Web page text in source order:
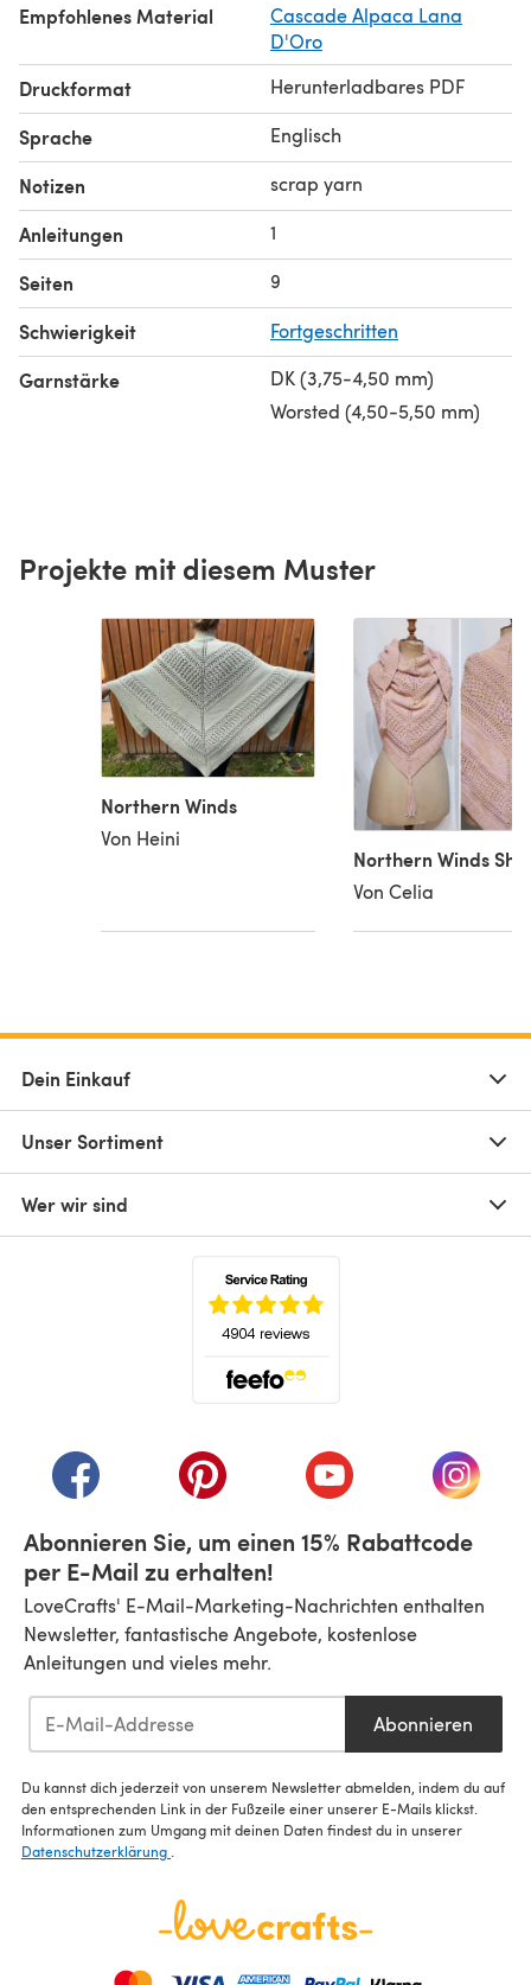
Empfohlenes Material
Cascade Alpaca Lana
D'Oro
Druckformat Herunterladbares PDF
Sprache Englisch
Notizen scrap yarn
Anleitungen 1
Seiten 9
Schwierigkeit Fortgeschritten
Garnstärke
DK (3,75-4,50 mm)
Worsted (4,50-5,50 mm)
Projekte mit diesem Muster
Northern Winds
Von Heini
Northern Winds
Von Celia
Dein Einkauf
Unser Sortiment
Wer wir sind
(öffnet sich in einem neuen Tab)
(öffnet sich in einem neuen Tab)
(öffnet sich in einem
(öffnet
Abonnieren Sie, um einen 15% Rabattcode
per E-Mail zu erhalten!
LoveCrafts' E-Mail-Marketing-Nachrichten enthalten
Newsletter, fantastische Angebote, kostenlose
Anleitungen und vieles mehr.
Abonnieren
Du kannst dich jederzeit von unserem Newsletter abmelden, indem du auf
den entsprechenden Link in der Fußzeile einer unserer E-Mails klickst.
Informationen zum Umgang mit deinen Daten findest du in unserer
Datenschutzerklärung .